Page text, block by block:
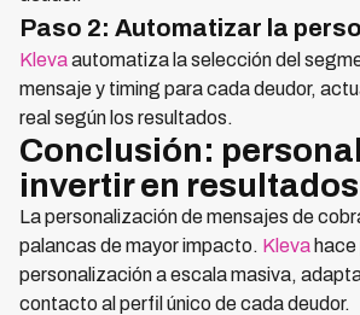
Paso 2: Automatizar la
Klevaautomatiza la selección del
mensaje y timing para cada deudor,
real según los resultados.
Conclusión:
invertir en resultados
La personalización de mensajes de
palancas de mayor impacto. Kleva
personalización a escala masiva,
contacto al perfil único de cada deudor.